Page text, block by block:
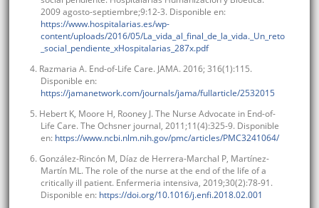
2009 agosto-septiembre;9:12-3. Disponible en:
https://www.hospitalarias.es/wp-
content/uploads/2016/05/La_vida_al_final_de_la_vida._Un_reto
_social_pendiente_xHospitalarias_287x.pdf
4. Razmaria A. End-of-Life Care. JAMA. 2016; 316(1):115.
Disponible en:
https://jamanetwork.com/journals/jama/fullarticle/2532015
5. Hebert K, Moore H, Rooney J. The Nurse Advocate in End-of-
Life Care. The Ochsner journal, 2011;11(4):325-9. Disponible
en: https://www.ncbi.nlm.nih.gov/pmc/articles/PMC3241064/
6. González-Rincón M, Díaz de Herrera-Marchal P, Martínez-
Martín ML. The role of the nurse at the end of the life of a
critically ill patient. Enfermeria intensiva, 2019;30(2):78-91.
Disponible en: https://doi.org/10.1016/j.enfi.2018.02.001